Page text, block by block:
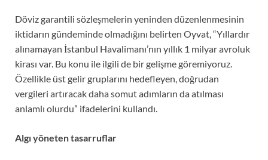
Döviz garantili sözleşmelerin yeninden düzenlenmesinin
iktidarın gündeminde olmadığını belirten Oyvat, “Yıllardır
alınamayan İstanbul Havalimanı’nın yıllık 1 milyar avroluk
kirası var. Bu konu ile ilgili de bir gelişme göremiyoruz.
Özellikle üst gelir gruplarını hedefleyen, doğrudan
vergileri artıracak daha somut adımların da atılması
anlamlı olurdu” ifadelerini kullandı.
Algı yöneten tasarruflar